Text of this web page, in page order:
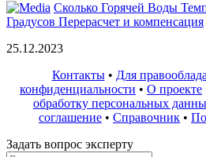
Сколько Горячей Воды
Градусов Перерасчет и компенсация
25.12.2023
Контакты• Для
конфиденциальности • О проекте
обработку персональных
соглашение • Справочник •
Задать вопрос эксперту